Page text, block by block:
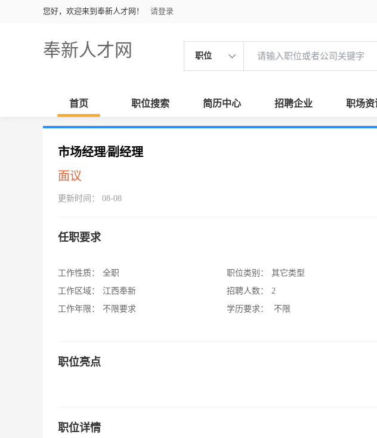
您好，欢迎来到奉新人才网！ 请登录
奉新人才网 职位
首页 职位搜索 简历中心 招聘企业 职场资
市场经理∕副经理
面议
更新时间： 08-08
任职要求
工作性质：
全职
工作区域：
江西奉新
工作年限：
不限要求
职位类别：
其它类型
招聘人数：
2
学历要求：
不限
职位亮点
职位详情